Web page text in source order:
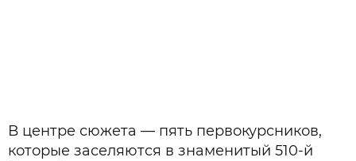
В центре сюжета — пять первокурсников,
которые заселяются в знаменитый 510-й